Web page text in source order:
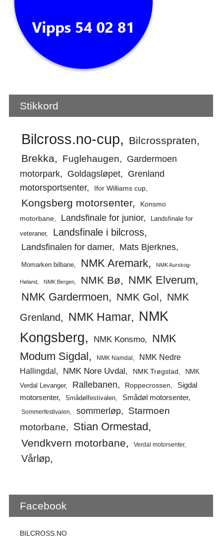
Stikkord
Bilcross.no-cup
Bilcrosspraten
Brekka
Fuglehaugen
Gardermoen
motorpark
Goldagsløpet
Grenland
motorsportsenter
Ifor Williams cup
Kongsberg motorsenter
Konsmo
motorbane
Landsfinale for junior
Landsfinale for
veteraner
Landsfinale i bilcross
Landsfinalen for damer Mats Bjerknes
Momarken bilbane NMK Aremark NMK Aurskog-
Høland NMK Bergen NMK Bø NMK Elverum
NMK Gardermoen NMK Gol
NMK
Grenland
NMK Hamar
NMK
Kongsberg
NMK Konsmo
NMK
Modum Sigdal
NMK Namdal
NMK Nedre
Hallingdal
NMK Nore Uvdal NMK Trøgstad
NMK
Verdal Levanger
Rallebanen Roppecrossen
Sigdal
motorsenter
Smådølfestivalen Smådøl motorsenter
Sommerfestivalen sommerløp
Starmoen
motorbane
Stian Ormestad
Vendkvern motorbane Verdal motorsenter
Vårløp
Facebook
BILCROSS.NO